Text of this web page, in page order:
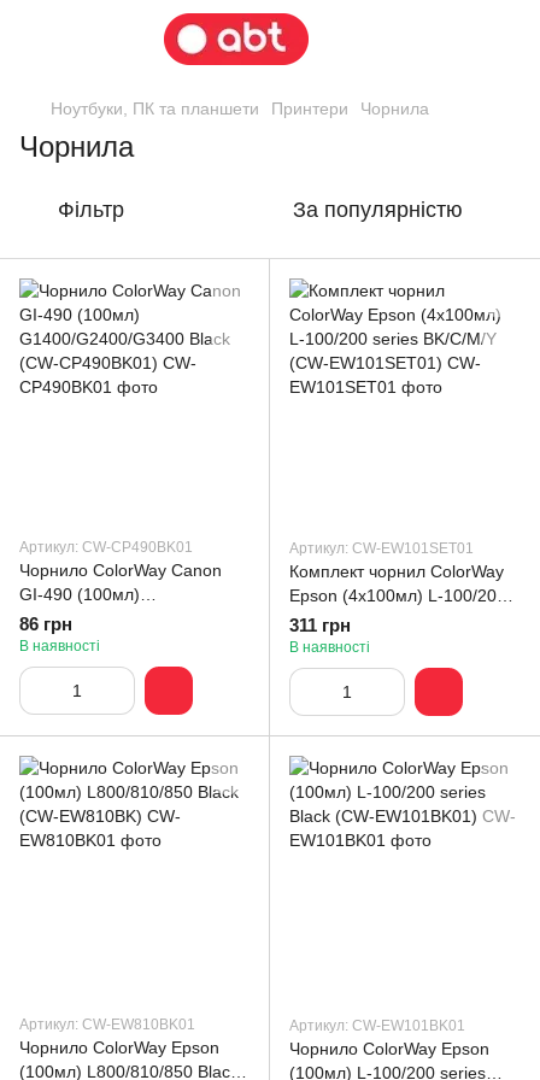
Ноутбуки, ПК та планшети Принтери Чорнила
Чорнила
Фільтр За популярністю
Артикул: CW-CP490BK01
Чорнило ColorWay Canon
GI-490 (100мл)
G1400/G2400/G3400 Black
(CW-CP490BK01)
86 грн
В наявності
Артикул: CW-EW101SET01
Комплект чорнил ColorWay
Epson (4х100мл) L-100/200
series BK/С/M/Y (CW-
EW101SET01)
311 грн
В наявності
Артикул: CW-EW810BK01
Чорнило ColorWay Epson
(100мл) L800/810/850 Black
Артикул: CW-EW101BK01
Чорнило ColorWay Epson
(100мл) L-100/200 series